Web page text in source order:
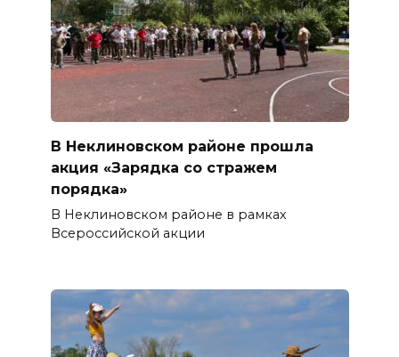
В Неклиновском районе прошла
акция «Зарядка со стражем
порядка»
В Неклиновском районе в рамках
Всероссийской акции